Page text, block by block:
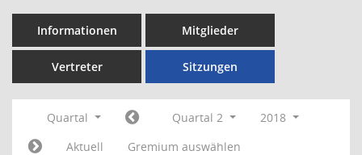
Informationen Mitglieder
Vertreter Sitzungen
Quartal Quartal 2
2018
Aktuell
Gremium auswählen